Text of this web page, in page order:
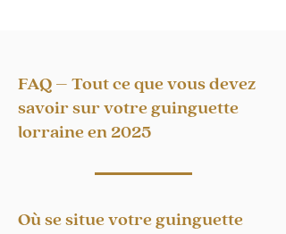
FAQ – Tout ce que vous devez
savoir sur votre guinguette
lorraine en 2025
Où se situe votre guinguette